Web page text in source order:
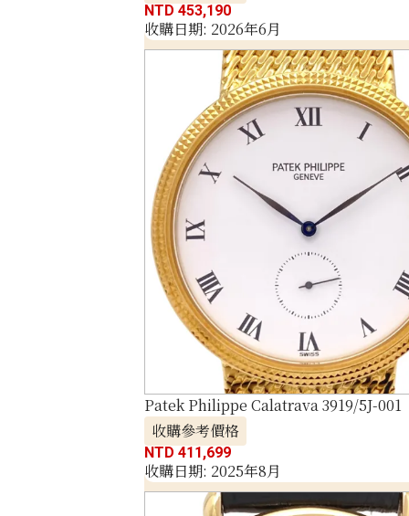
NTD 453,190
收購日期: 2026年6月
Patek Philippe Calatrava 3919/5J-001
收購參考價格
NTD 411,699
收購日期: 2025年8月